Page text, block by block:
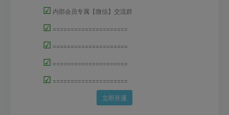
☑ 内部会员专属【微信】交流群
☑ =====================
☑ =====================
☑ =====================
☑ =====================
立即开通